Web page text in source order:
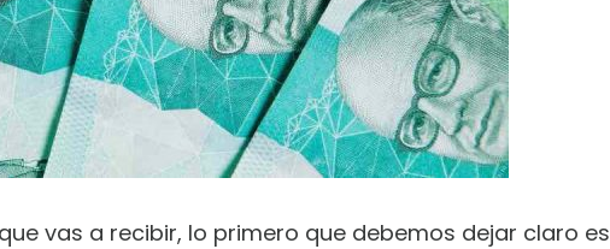
vas a recibir, lo primero que debemos dejar claro es